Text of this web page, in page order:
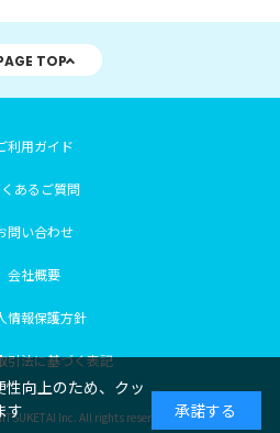
TOP
利用ガイド
あるご質問
問い合わせ
会社概要
情報保護方針
引法に基づく表記
Inc. All rights reserved.
向上のため、クッ
す
承諾する